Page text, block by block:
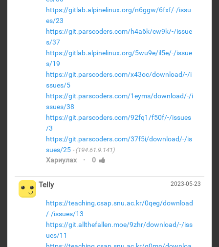
https://gitlab.alpinelinux.org/n6ggw/6fxf/-/issu
es/23
https://git.parscoders.com/h4a6k/cw9k/-/issue
s/37
https://gitlab.alpinelinux.org/5wu9e/il5e/-/issue
s/19
https://git.parscoders.com/x43oc/download/-/i
ssues/5
https://git.parscoders.com/1eyms/download/-/i
ssues/38
https://git.parscoders.com/92fq1/f50f/-/issues
/3
https://git.parscoders.com/37f5i/download/-/is
sues/25
(194.61.9.141)
Хариулах · 0
2023-05-23
Telly
https://teaching.csap.snu.ac.kr/0qeg/download
/-/issues/13
https://git.allthefallen.moe/9zhr/download/-/iss
ues/11